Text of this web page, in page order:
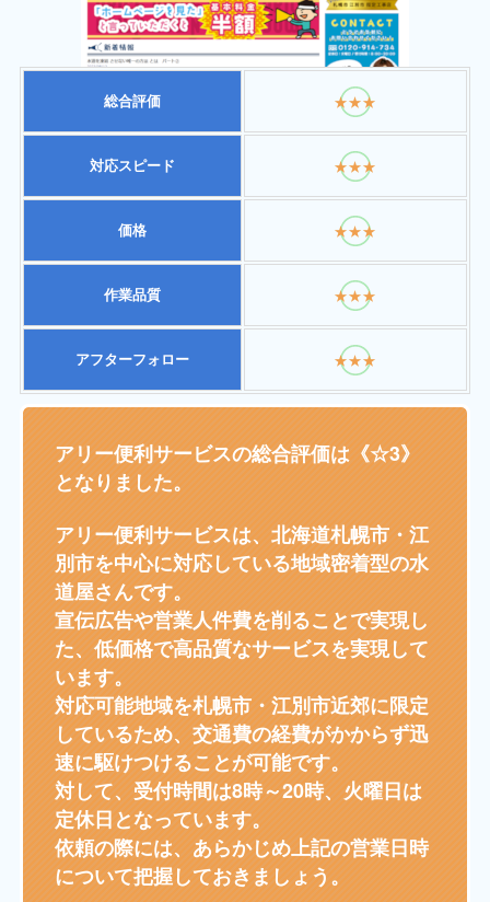
総合評価 ★★★
対応スピード ★★★
価格 ★★★
作業品質 ★★★
アフターフォロー ★★★
アリー便利サービスの総合評価は《☆3》
となりました。
アリー便利サービスは、北海道札幌市・江
別市を中心に対応している地域密着型の水
道屋さんです。
宣伝広告や営業人件費を削ることで実現し
た、低価格で高品質なサービスを実現して
います。
対応可能地域を札幌市・江別市近郊に限定
しているため、交通費の経費がかからず迅
速に駆けつけることが可能です。
対して、受付時間は8時～20時、火曜日は
定休日となっています。
依頼の際には、あらかじめ上記の営業日時
について把握しておきましょう。